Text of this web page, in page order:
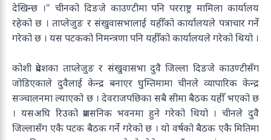
देखिन्छ ।" चीनको दिङजे काउण्टीमा पनि परराष्ट्र मामिला कार्यालय
रहेको छ । ताप्लेजुङ र संखुवासभालाई यहीँको कार्यालयले पत्राचार गर्ने
गरेको छ । यस पटकको निमन्त्रणा पनि यहीँको कार्यालयले गरेको थियो ।
कोशी प्रदेशका ताप्लेजुङ र संखुवासभा दुवै जिल्ला दिङजे काउण्टीसँग
जोडिएकाले दुवैलाई केन्द्र बनाएर घुम्तिमामा चीनले व्यापारिक केन्द्र
सञ्चालनमा ल्याएको छ । देवराजपछिका सबै सीमा बैठक यहीँ भएको छ
। यसअघि रिउको प्रशसनिक भवनमा हुने गरेको थियो । चीनले दुवै
जिल्लासँग एकै पटक बैठक गर्ने गरेको छ । यो वर्षको बैठक एकै मितिमा